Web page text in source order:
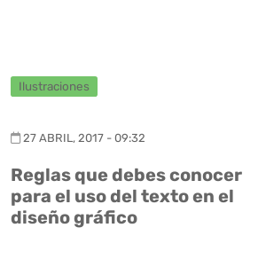
Ilustraciones
27 ABRIL, 2017 - 09:32
Reglas que debes conocer
para el uso del texto en el
diseño gráfico